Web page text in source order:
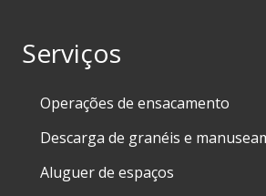
Serviços
Operações de ensacamento
Descarga de granéis e
Aluguer de espaços